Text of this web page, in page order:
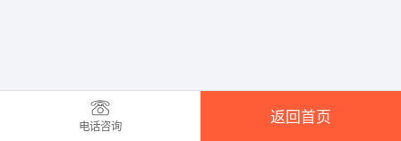
电话咨询
返回首页